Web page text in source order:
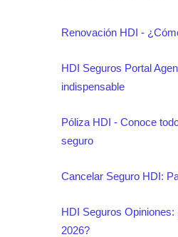
Renovación HDI -
HDI Seguros Portal
indispensable
Póliza HDI - Conoce
seguro
Cancelar Seguro HDI:
HDI Seguros
2026?